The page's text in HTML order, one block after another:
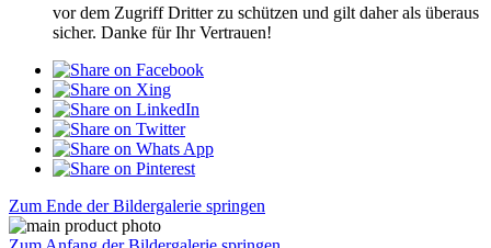
vor dem Zugriff Dritter zu schützen und gilt daher als überaus
sicher. Danke für Ihr Vertrauen!
Zum Ende der Bildergalerie springen